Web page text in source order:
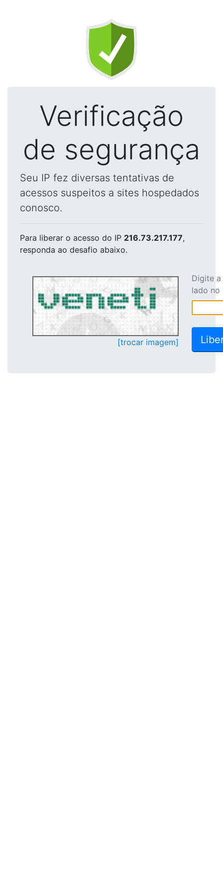
Verificação
de segurança
Seu IP fez diversas tentativas de
acessos suspeitos a sites hospedados
conosco.
Para liberar o acesso do IP 216.73.217.177,
responda ao desafio abaixo.
[trocar imagem]
Digite
lado no